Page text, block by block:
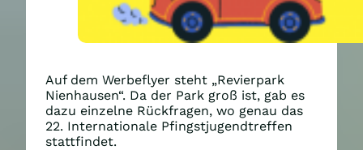
Auf dem Werbeflyer steht „Revierpark
Nienhausen“. Da der Park groß ist, gab es
dazu einzelne Rückfragen, wo genau das
22. Internationale Pfingstjugendtreffen
stattfindet.